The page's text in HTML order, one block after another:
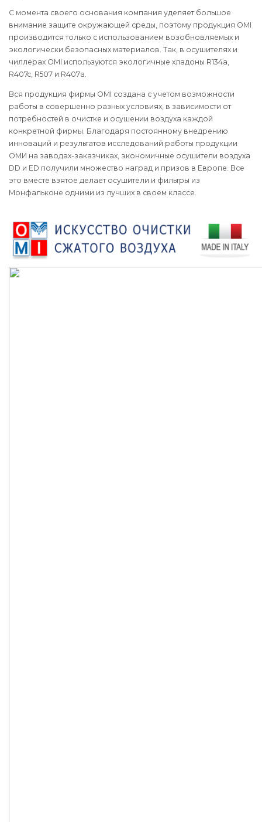
С момента своего основания компания уделяет большое
внимание защите окружающей среды, поэтому продукция OMI
производится только с использованием возобновляемых и
экологически безопасных материалов. Так, в осушителях и
чиллерах OMI используются экологичные хладоны R134a,
R407c, R507 и R407а.
Вся продукция фирмы OMI создана с учетом возможности
работы в совершенно разных условиях, в зависимости от
потребностей в очистке и осушении воздуха каждой
конкретной фирмы. Благодаря постоянному внедрению
инноваций и результатов исследований работы продукции
ОМИ на заводах-заказчиках, экономичные осушители воздуха
DD и ED получили множество наград и призов в Европе. Все
это вместе взятое делает осушители и фильтры из
Монфальконе одними из лучших в своем классе.